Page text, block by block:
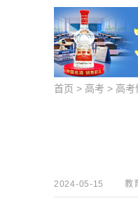
首页 > 高考 > 高考
2024-05-15 教